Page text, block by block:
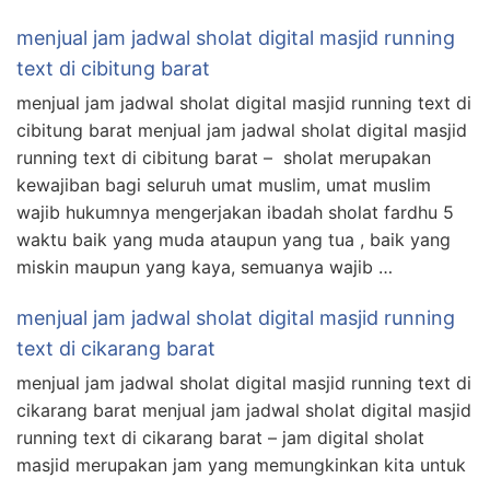
menjual jam jadwal sholat digital masjid running
text di cibitung barat
menjual jam jadwal sholat digital masjid running text di
cibitung barat menjual jam jadwal sholat digital masjid
running text di cibitung barat – sholat merupakan
kewajiban bagi seluruh umat muslim, umat muslim
wajib hukumnya mengerjakan ibadah sholat fardhu 5
waktu baik yang muda ataupun yang tua , baik yang
miskin maupun yang kaya, semuanya wajib …
menjual jam jadwal sholat digital masjid running
text di cikarang barat
menjual jam jadwal sholat digital masjid running text di
cikarang barat menjual jam jadwal sholat digital masjid
running text di cikarang barat – jam digital sholat
masjid merupakan jam yang memungkinkan kita untuk